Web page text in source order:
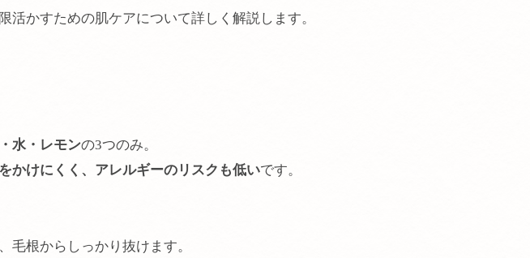
かすための肌ケアについて詳しく解説します。
水・レモンの3つのみ。
かけにくく、アレルギーのリスクも低いです。
毛根からしっかり抜けます。